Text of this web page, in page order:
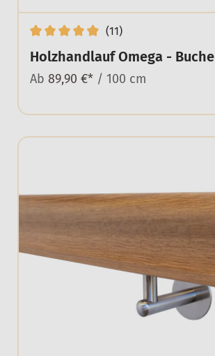
(11)
Holzhandlauf Omega - Buche
Ab 89,90 €* / 100 cm